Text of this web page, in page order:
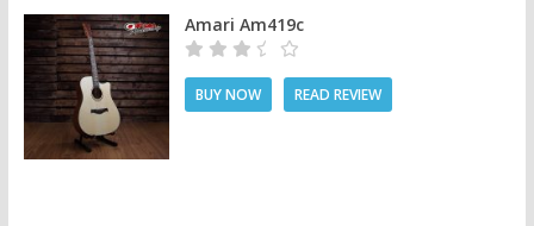
Amari Am419c
BUY NOW READ REVIEW